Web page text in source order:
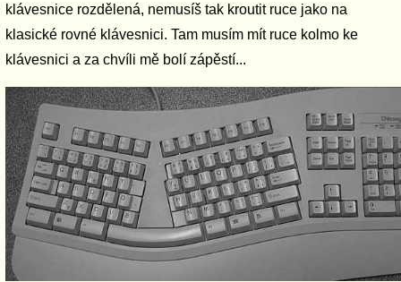
klávesnice rozdělená, nemusíš tak kroutit ruce jako na
klasické rovné klávesnici. Tam musím mít ruce kolmo ke
klávesnici a za chvíli mě bolí zápěstí...